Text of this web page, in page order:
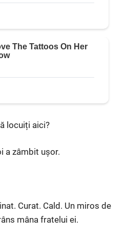
locuiți aici?
a zâmbit ușor.
Curat. Cald. Un miros de
mâna fratelui ei.